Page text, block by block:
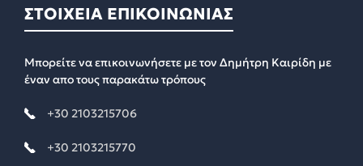
ΣΤΟΙΧΕΙΑ ΕΠΙΚΟΙΝΩΝΙΑΣ
Μπορείτε να επικοινωνήσετε με τον Δημήτρη Καιρίδη με
έναν απο τους παρακάτω τρόπους
+30 2103215706
+30 2103215770